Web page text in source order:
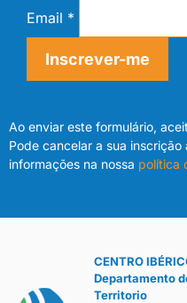
Email *
Inscrever-me
Ao enviar este formulário,
Pode cancelar a sua
informações na nossa política
CENTRO
Departamento
Territorio